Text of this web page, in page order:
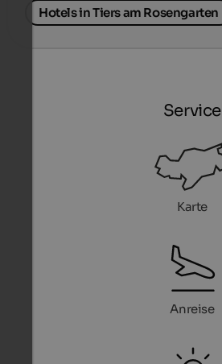
Hotels in Tiers am Rosengarten
Service
Karte
Anreise